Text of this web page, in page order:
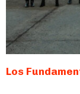
Los